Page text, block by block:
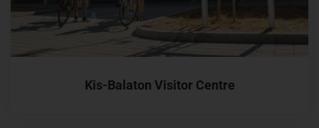
Kis-Balaton Visitor Centre